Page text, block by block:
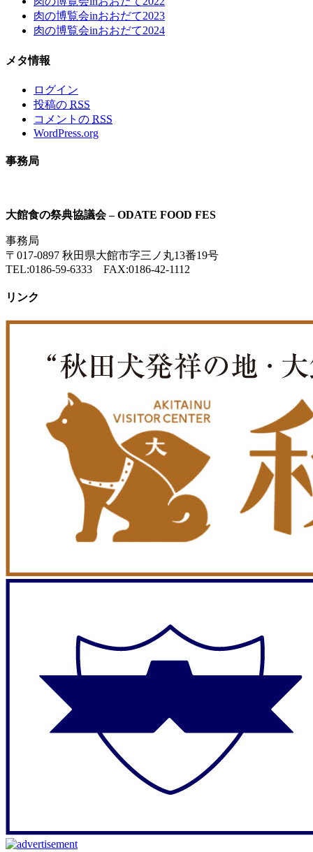
肉の博覧会inおおだて2023
肉の博覧会inおおだて2024
メタ情報
ログイン
投稿の RSS
コメントの RSS
WordPress.org
事務局
大館食の祭典協議会 – ODATE FOOD FES
事務局
〒017-0897 秋田県大館市字三ノ丸13番19号
TEL:0186-59-6333 FAX:0186-42-1112
リンク